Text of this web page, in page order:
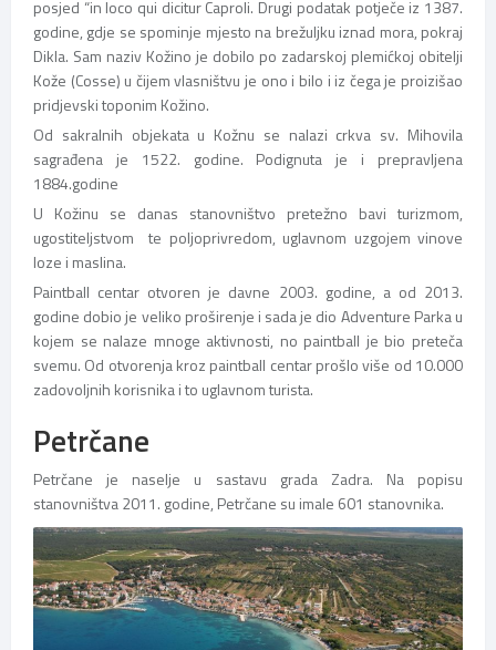
posjed “in loco qui dicitur Caproli. Drugi podatak potječe iz 1387.
godine, gdje se spominje mjesto na brežuljku iznad mora, pokraj
Dikla. Sam naziv Kožino je dobilo po zadarskoj plemićkoj obitelji
Kože (Cosse) u čijem vlasništvu je ono i bilo i iz čega je proizišao
pridjevski toponim Kožino.
Od sakralnih objekata u Kožnu se nalazi crkva sv. Mihovila
sagrađena je 1522. godine. Podignuta je i prepravljena
1884.godine
U Kožinu se danas stanovništvo pretežno bavi turizmom,
ugostiteljstvom te poljoprivredom, uglavnom uzgojem vinove
loze i maslina.
Paintball centar otvoren je davne 2003. godine, a od 2013.
godine dobio je veliko proširenje i sada je dio Adventure Parka u
kojem se nalaze mnoge aktivnosti, no paintball je bio preteča
svemu. Od otvorenja kroz paintball centar prošlo više od 10.000
zadovoljnih korisnika i to uglavnom turista.
Petrčane
Petrčane je naselje u sastavu grada Zadra. Na popisu
stanovništva 2011. godine, Petrčane su imale 601 stanovnika.